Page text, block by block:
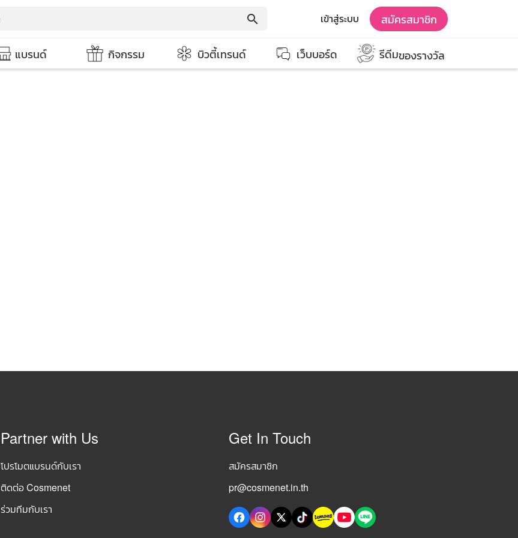
search เข้าสู่ระบบ สมัครสมาชิก
แบรนด์ กิจกรรม บิวตี้เทรนด์ เว็บบอร์ด รีดีมของรางวัล
Partner with Us
โปรโมตแบรนด์กับเรา
ติดต่อ Cosmenet
ร่วมทีมกับเรา
Get In Touch
สมัครสมาชิก
pr@cosmenet.in.th